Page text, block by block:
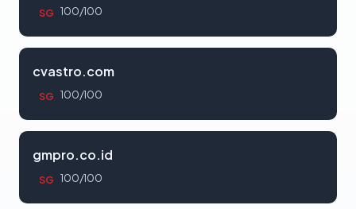
SG 100/100
cvastro.com
SG 100/100
gmpro.co.id
SG 100/100